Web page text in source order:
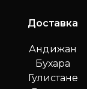
Доставка
Андижан
Бухара
Гулистане